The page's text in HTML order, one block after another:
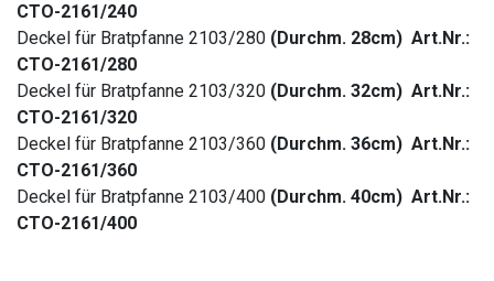
CTO-2161/240
Deckel für Bratpfanne 2103/280 (Durchm. 28cm) Art.Nr.:
CTO-2161/280
Deckel für Bratpfanne 2103/320 (Durchm. 32cm) Art.Nr.:
CTO-2161/320
Deckel für Bratpfanne 2103/360 (Durchm. 36cm) Art.Nr.:
CTO-2161/360
Deckel für Bratpfanne 2103/400 (Durchm. 40cm) Art.Nr.:
CTO-2161/400